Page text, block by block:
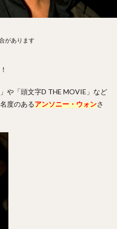
があります
や「頭文字D THE MOVIE」など
度のあるアンソニー・ウォンさ